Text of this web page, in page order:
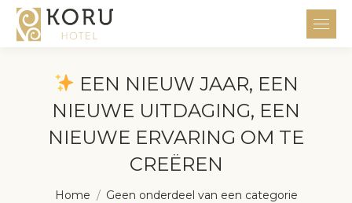
EEN NIEUW JAAR, EEN
NIEUWE UITDAGING, EEN
NIEUWE ERVARING OM TE
CREËREN
Je bent hier:
Home
Geen onderdeel van een categorie